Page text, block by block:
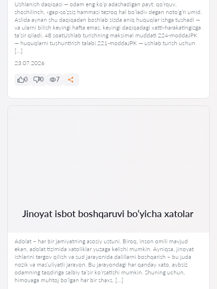
Ushlanish daqiqasi — odam eng ko’p adashadigan payt: qo’rquv,
shoshilinch, «gap-so’zsiz hammasi tezroq hal bo’ladi» degan noto’g’ri umid.
Aslida aynan shu daqiqadan boshlab sizda aniq huquqlar ishga tushadi —
va ularni bilish keyingi hafta emas, keyingi daqiqadagi xatti-harakatingizga
ta’sir qiladi. 48 soatUshlab turishning maksimal muddati 224-moddaJPK
— huquqlarni tushuntirish talabi 221-moddaJPK — ushlab turish uchun
[…]
23.07.2026
0 0 7
Jinoyat isbot boshqaruvi bo‘yicha xatolar
Adolat – har bir jamiyatning asosiy ustuni. Biroq, inson omili mavjud
ekan, adolat tizimida xatoliklar yuzaga kelishi mumkin. Ayniqsa, jinoyat
ishlarini tergov qilish va sud jarayonida dalillarni boshqarish – bu juda
nozik va mas’uliyatli jarayon. Bu jarayondagi har qanday xato, aybsiz
odamning taqdiriga salbiy ta’sir ko’rsatishi mumkin. Shuning uchun,
himoyaga muhtoj bo’lgan har bir shaxs, […]